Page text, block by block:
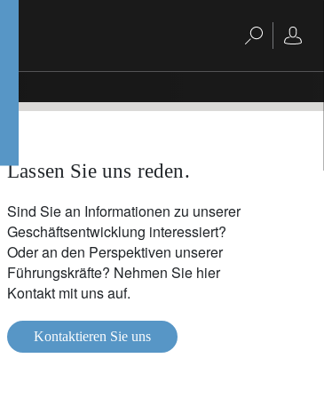
Lassen Sie uns reden.
Sind Sie an Informationen zu unserer
Geschäftsentwicklung interessiert?
Oder an den Perspektiven unserer
Führungskräfte? Nehmen Sie hier
Kontakt mit uns auf.
Kontaktieren Sie uns